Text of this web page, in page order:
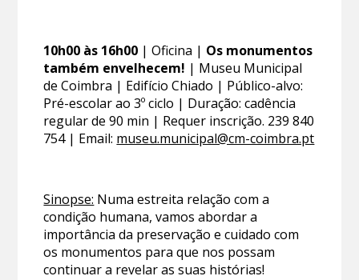
10h00 às 16h00 | Oficina | Os monumentos
também envelhecem! | Museu Municipal
de Coimbra | Edifício Chiado | Público-alvo:
Pré-escolar ao 3º ciclo | Duração: cadência
regular de 90 min | Requer inscrição. 239 840
754 | Email: museu.municipal@cm-coimbra.pt
Sinopse: Numa estreita relação com a
condição humana, vamos abordar a
importância da preservação e cuidado com
os monumentos para que nos possam
continuar a revelar as suas histórias!